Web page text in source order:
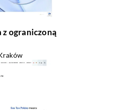
z ograniczoną